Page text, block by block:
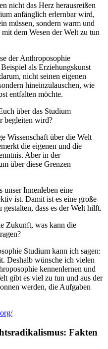
nicht das Herz herausreißen
anfänglich erlernbar wird,
müssen, sondern warm und
dem Wesen der Welt zu tun
der Anthroposophie
als Erziehungskunst
nicht seinen eigenen
hineinzulauschen, wie
entfalten möchte.
über das Studium
begleiten wird?
Wissenschaft über die Welt
die eigenen und die
Aber in der
über diese Grenzen
unser Innenleben eine
ist. Damit ist es eine große
gestalten, dass es der Welt hilft.
Zukunft, was kann die
Studium kann ich sagen:
Deshalb wünsche ich vielen
kennenlernen und
gibt es viel zu tun und aus der
werden, die Aufgaben
Fakten